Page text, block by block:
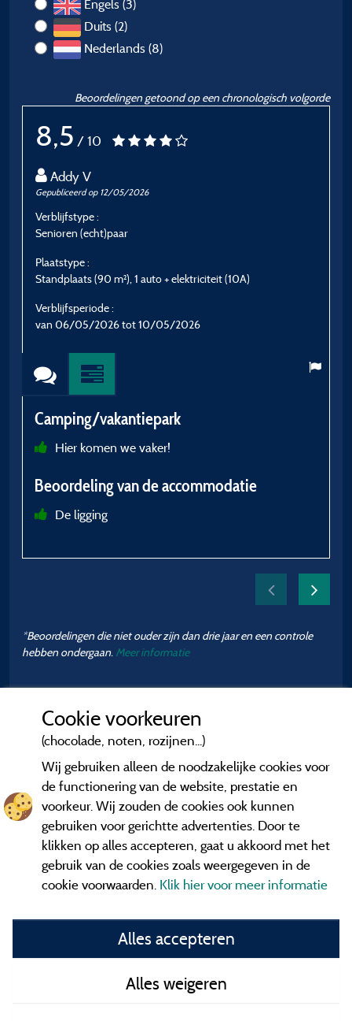
Engels (3)
Duits (2)
Nederlands (8)
Beoordelingen getoond op een chronologisch volgorde
8,5 / 10
Addy V
Gepubliceerd op 12/05/2026
Verblijfstype :
Senioren (echt)paar
Plaatstype :
Standplaats (90 m²), 1 auto + elektriciteit (10A)
Verblijfsperiode :
van 06/05/2026 tot 10/05/2026
Camping/vakantiepark
Hier komen we vaker!
Beoordeling van de accommodatie
De ligging
*Beoordelingen die niet ouder zijn dan drie jaar en een controle
hebben ondergaan. Meer informatie
General terms of use
Contact gegevens
Cookie voorkeuren
(chocolade, noten, rozijnen...)
Wij gebruiken alleen de noodzakelijke cookies voor
de functionering van de website, prestatie en
voorkeur. Wij zouden de cookies ook kunnen
gebruiken voor gerichtte advertenties. Door te
klikken op alles accepteren, gaat u akkoord met het
gebruik van de cookies zoals weergegeven in de
cookie voorwaarden. Klik hier voor meer informatie
Alles accepteren
Alles weigeren